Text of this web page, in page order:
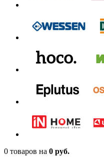
0 товаров на 0 руб.